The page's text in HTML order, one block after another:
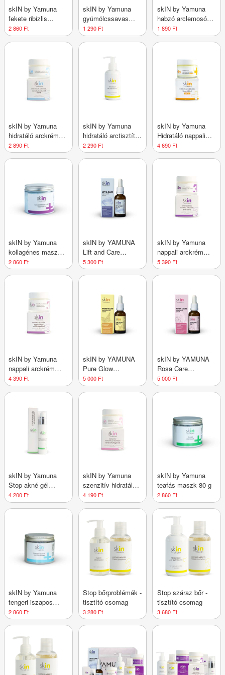
skIN by Yamuna
fekete ribizlis
maszk 80g
2 860 Ft
skIN by Yamuna
gyümölcssavas
peeling 50 g
1 290 Ft
skIN by Yamuna
habzó arclemosó
150 ml
1 890 Ft
skIN by Yamuna
hidratáló arckrém
50 ml
2 890 Ft
skIN by Yamuna
hidratáló arctisztító
tej 150 ml
2 290 Ft
skIN by Yamuna
Hidratáló nappali
arckrém
fényvédővel SPF30
4 690 Ft
skIN by Yamuna
kollagénes maszk
rizsporral 80g
2 860 Ft
skIN by YAMUNA
Lift and Care
bőrfeszesítő
szérum 30 ml
5 300 Ft
skIN by Yamuna
nappali arckrém
érett bőrre 50 ml
5 390 Ft
skIN by Yamuna
nappali arckrém
száraz bőrre 50 ml
4 390 Ft
skIN by YAMUNA
Pure Glow
ragyogást adó
szérum 30 ml
5 000 Ft
skIN by YAMUNA
Rosa Care
antiroseacea
szérum 30 ml
5 000 Ft
skIN by Yamuna
Stop akné gél
pattanásos bőrre 50
ml
4 200 Ft
skIN by Yamuna
szenzitív hidratáló
arckrém növényi
kollagénnel 50 ml
4 190 Ft
skIN by Yamuna
teafás maszk 80 g
2 860 Ft
skIN by Yamuna
tengeri iszapos
tisztító maszk 80g
2 860 Ft
Stop bőrproblémák -
tisztító csomag
3 280 Ft
Stop száraz bőr -
tisztító csomag
3 680 Ft